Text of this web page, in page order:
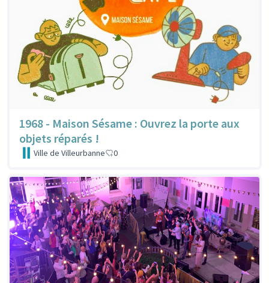
1968 - Maison Sésame : Ouvrez la porte aux
objets réparés !
Ville de Villeurbanne 0